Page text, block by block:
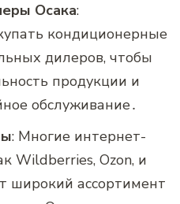
Осака:
кондиционерные
дилеров‚ чтобы
продукции и
обслуживание․
: Многие интернет-
Wildberries‚ Ozon‚ и
широкий ассортимент